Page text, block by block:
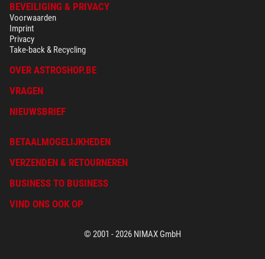
BEVEILIGING & PRIVACY
Voorwaarden
Imprint
Privacy
Take-back & Recycling
OVER ASTROSHOP.BE
VRAGEN
NIEUWSBRIEF
BETAALMOGELIJKHEDEN
VERZENDEN & RETOURNEREN
BUSINESS TO BUSINESS
VIND ONS OOK OP
© 2001 - 2026 NIMAX GmbH